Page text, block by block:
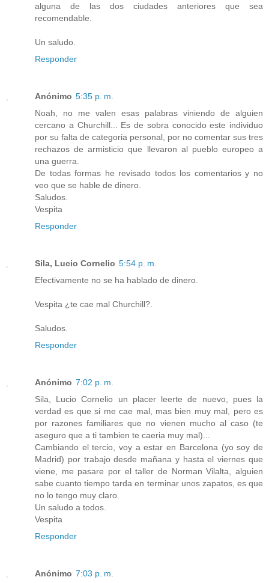
alguna de las dos ciudades anteriores que sea
recomendable.
Un saludo.
Responder
Anónimo 5:35 p. m.
Noah, no me valen esas palabras viniendo de alguien
cercano a Churchill... Es de sobra conocido este individuo
por su falta de categoria personal, por no comentar sus tres
rechazos de armisticio que llevaron al pueblo europeo a
una guerra.
De todas formas he revisado todos los comentarios y no
veo que se hable de dinero.
Saludos.
Vespita
Responder
Sila, Lucio Cornelio 5:54 p. m.
Efectivamente no se ha hablado de dinero.
Vespita ¿te cae mal Churchill?.
Saludos.
Responder
Anónimo 7:02 p. m.
Sila, Lucio Cornelio un placer leerte de nuevo, pues la
verdad es que si me cae mal, mas bien muy mal, pero es
por razones familiares que no vienen mucho al caso (te
aseguro que a ti tambien te caeria muy mal)...
Cambiando el tercio, voy a estar en Barcelona (yo soy de
Madrid) por trabajo desde mañana y hasta el viernes que
viene, me pasare por el taller de Norman Vilalta, alguien
sabe cuanto tiempo tarda en terminar unos zapatos, es que
no lo tengo muy claro.
Un saludo a todos.
Vespita
Responder
Anónimo 7:03 p. m.